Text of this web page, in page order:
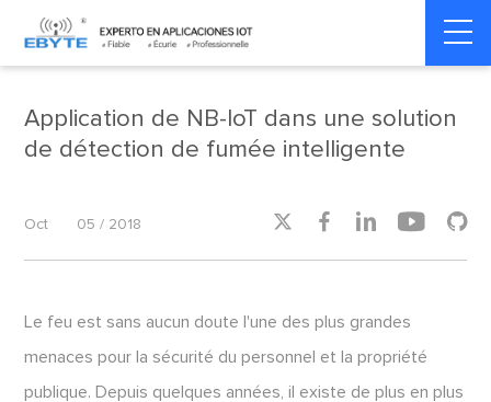
Home > Smart Security > Smart Security
Application de NB-IoT dans une solution
de détection de fumée intelligente
Oct 05 / 2018     
Le feu est sans aucun doute l'une des plus grandes
menaces pour la sécurité du personnel et la propriété
publique. Depuis quelques années, il existe de plus en plus